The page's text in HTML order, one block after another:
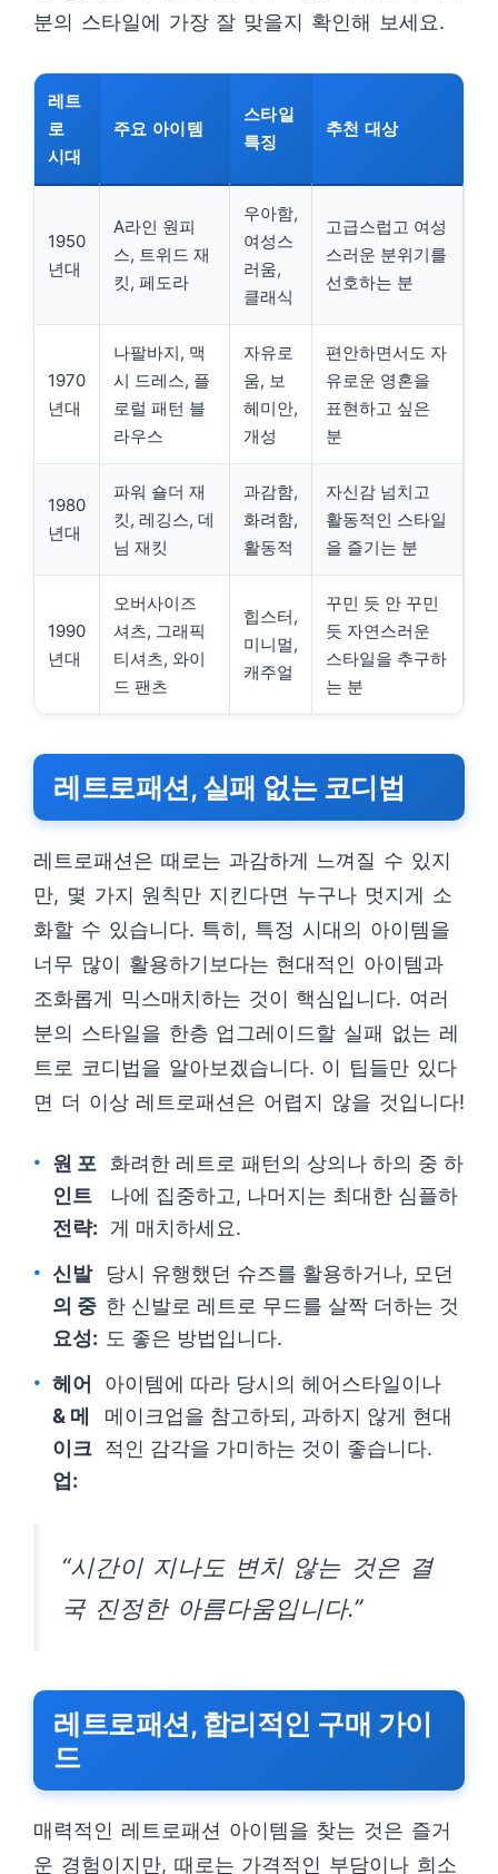
분의 스타일에 가장 잘 맞을지 확인해 보세요.
레트
로
시대
주요 아이템
스타일
특징
추천 대상
1950
년대
A라인 원피
스, 트위드 재
킷, 페도라
우아함,
여성스
러움,
클래식
고급스럽고 여성
스러운 분위기를
선호하는 분
1970
년대
나팔바지, 맥
시 드레스, 플
로럴 패턴 블
라우스
자유로
움, 보
헤미안,
개성
편안하면서도 자
유로운 영혼을
표현하고 싶은
분
1980
년대
파워 숄더 재
킷, 레깅스, 데
님 재킷
과감함,
화려함,
활동적
자신감 넘치고
활동적인 스타일
을 즐기는 분
1990
년대
오버사이즈
셔츠, 그래픽
티셔츠, 와이
드 팬츠
힙스터,
미니멀,
캐주얼
꾸민 듯 안 꾸민
듯 자연스러운
스타일을 추구하
는 분
레트로패션, 실패 없는 코디법
레트로패션은 때로는 과감하게 느껴질 수 있지
만, 몇 가지 원칙만 지킨다면 누구나 멋지게 소
화할 수 있습니다. 특히, 특정 시대의 아이템을
너무 많이 활용하기보다는 현대적인 아이템과
조화롭게 믹스매치하는 것이 핵심입니다. 여러
분의 스타일을 한층 업그레이드할 실패 없는 레
트로 코디법을 알아보겠습니다. 이 팁들만 있다
면 더 이상 레트로패션은 어렵지 않을 것입니다!
원 포
인트
전략:
화려한 레트로 패턴의 상의나 하의 중 하
나에 집중하고, 나머지는 최대한 심플하
게 매치하세요.
신발
의 중
요성:
당시 유행했던 슈즈를 활용하거나, 모던
한 신발로 레트로 무드를 살짝 더하는 것
도 좋은 방법입니다.
헤어
& 메
이크
업:
아이템에 따라 당시의 헤어스타일이나
메이크업을 참고하되, 과하지 않게 현대
적인 감각을 가미하는 것이 좋습니다.
“시간이 지나도 변치 않는 것은 결
국 진정한 아름다움입니다.”
레트로패션, 합리적인 구매 가이
드
매력적인 레트로패션 아이템을 찾는 것은 즐거
운 경험이지만, 때로는 가격적인 부담이나 희소